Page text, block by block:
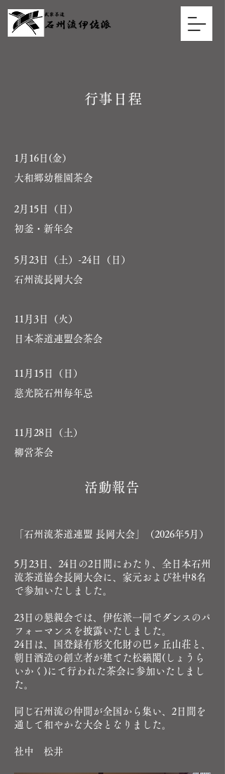
​行事日程
1月16日(金）
​大和郷幼稚園茶会
2月15日（日）
初釜・新年会
5月23日（土）-24日（日）
石州流長岡大会
11月3日（火）
​日本茶道連盟会茶会
11月15 日（日）
慈光院石州毎年忌
11月28日（土）
柳営茶会
活動報告
​​「石州流茶道連盟 長岡大会」（2026年5月）
​5月23日、24日の2日間にわたり、全日本石州
流茶道協会長岡大会に、家元および社中8名
で参加いたしました。
23日の懇親会では、伊佐派一同でダンスのパ
フォーマンスを披露いたしました。
24日は、国登録有形文化財の巴ヶ丘山荘と、
朝日酒造の創立者が建てた松籟閣(しょうら
いかく)にて行われた茶会に参加いたしまし
た。
同じ石州流の仲間が全国から集い、2日間を
通して和やかな大会となりました。
社中 松井